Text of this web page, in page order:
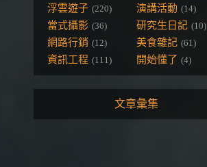
浮雲遊子 (220) 演講活動 (14)
當式攝影 (36) 研究生日記 (10)
網路行銷 (12) 美食雜記 (61)
資訊工程 (111) 開始懂了 (4)
文章彙集